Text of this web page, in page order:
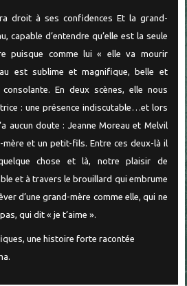
droit à ses confidences Et la grand-
capable d’entendre qu’elle est la seule
puisque comme lui « elle va mourir
est sublime et magnifique, belle et
En deux scènes, elle nous
: une présence indiscutable…et lors
aucun doute : Jeanne Moreau et Melvil
et un petit-fils. Entre ces deux-là il
chose et là, notre plaisir de
et à travers le brouillard qui embrume
d’une grand-mère comme elle, qui ne
qui dit « je t’aime ».
une histoire forte racontée